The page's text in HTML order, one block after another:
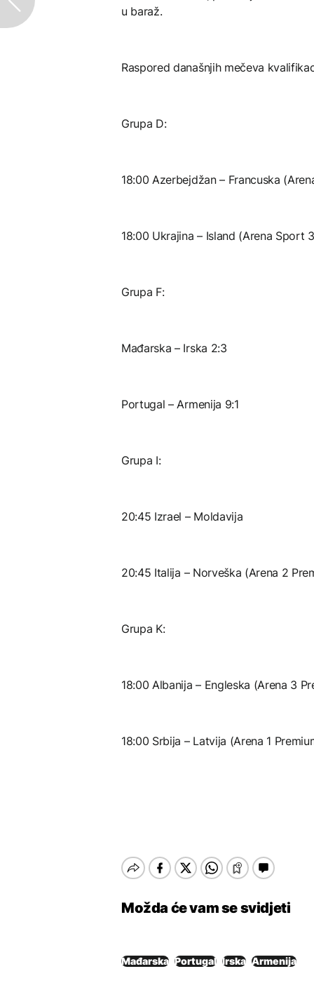
u baraž.
Raspored današnjih mečeva
Grupa D:
18:00 Azerbejdžan – Francuska
18:00 Ukrajina – Island (Arena Sport
Grupa F:
Mađarska – Irska 2:3
Portugal – Armenija 9:1
Grupa I:
20:45 Izrael – Moldavija
20:45 Italija – Norveška (Arena 2
Grupa K:
18:00 Albanija – Engleska (Arena 3
18:00 Srbija – Latvija (Arena 1
Možda će vam se svidjeti
Mađarska Portugal Irska Armenija